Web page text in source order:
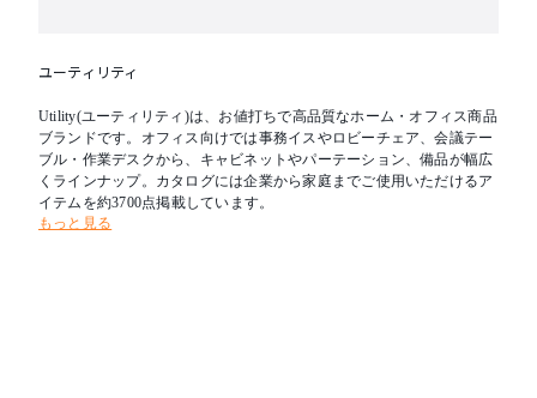
ユーティリティ
Utility(ユーティリティ)は、お値打ちで高品質なホーム・オフィス商品
ブランドです。オフィス向けでは事務イスやロビーチェア、会議テー
ブル・作業デスクから、キャビネットやパーテーション、備品が幅広
くラインナップ。カタログには企業から家庭までご使用いただけるア
イテムを約3700点掲載しています。
もっと見る